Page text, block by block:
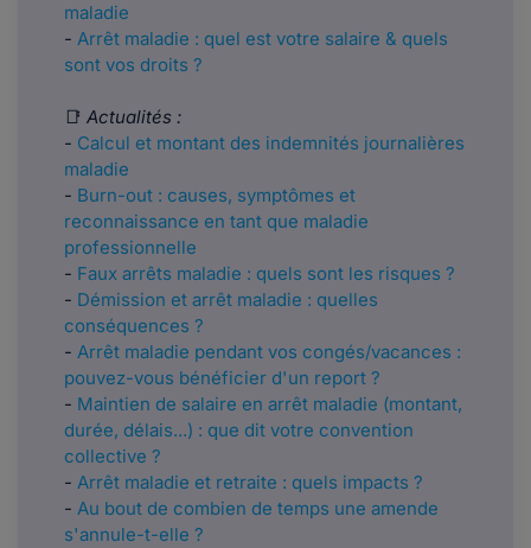
maladie
- Arrêt maladie : quel est votre salaire & quels
sont vos droits ?
📑 Actualités :
- Calcul et montant des indemnités journalières
maladie
- Burn-out : causes, symptômes et
reconnaissance en tant que maladie
professionnelle
- Faux arrêts maladie : quels sont les risques ?
- Démission et arrêt maladie : quelles
conséquences ?
- Arrêt maladie pendant vos congés/vacances :
pouvez-vous bénéficier d'un report ?
- Maintien de salaire en arrêt maladie (montant,
durée, délais...) : que dit votre convention
collective ?
- Arrêt maladie et retraite : quels impacts ?
- Au bout de combien de temps une amende
s'annule-t-elle ?